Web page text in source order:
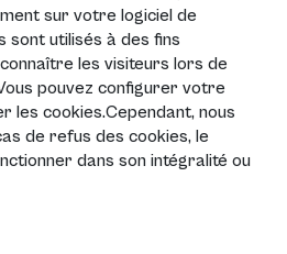
sur votre logiciel de
sont utilisés à des fins
les visiteurs lors de
pouvez configurer votre
les cookies.Cependant, nous
de refus des cookies, le
dans son intégralité ou